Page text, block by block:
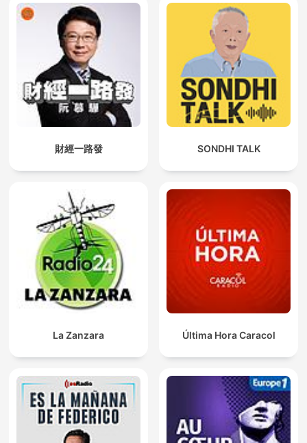
財經一路發 SONDHI TALK
La Zanzara Última Hora Caracol